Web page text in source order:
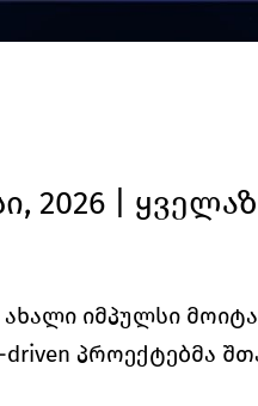
2026 |
იმპულსი
პროექტებმა